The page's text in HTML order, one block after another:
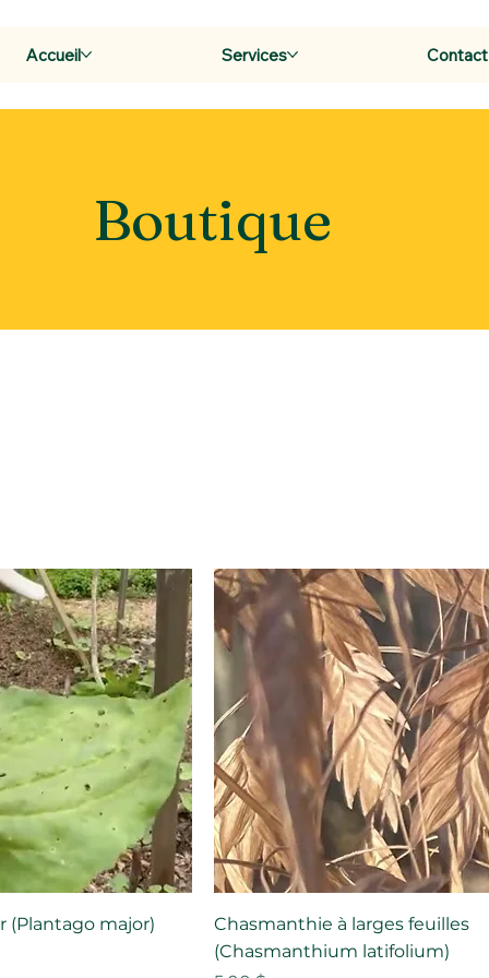
Accueil Services Contact
Boutique
(Plantago major)
Chasmanthie à larges feuilles
(Chasmanthium latifolium)